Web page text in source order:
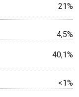
21%
4,5%
40,1%
<1%